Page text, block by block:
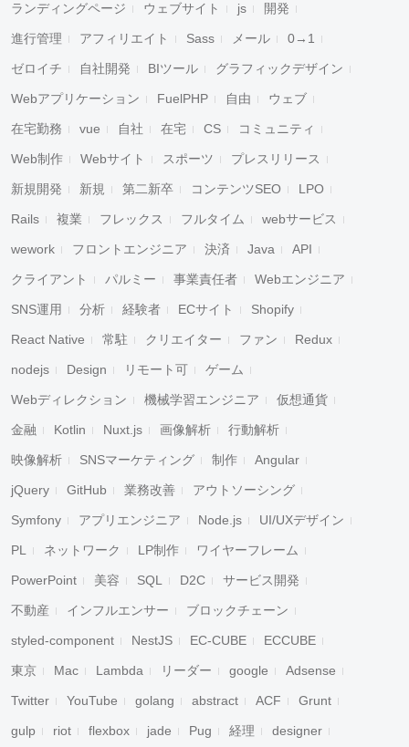
ランディングページ ウェブサイト js 開発
進行管理 アフィリエイト Sass メール 0→1
ゼロイチ 自社開発 BIツール グラフィックデザイン
Webアプリケーション FuelPHP 自由 ウェブ
在宅勤務 vue 自社 在宅 CS コミュニティ
Web制作 Webサイト スポーツ プレスリリース
新規開発 新規 第二新卒 コンテンツSEO LPO
Rails 複業 フレックス フルタイム webサービス
wework フロントエンジニア 決済 Java API
クライアント パルミー 事業責任者 Webエンジニア
SNS運用 分析 経験者 ECサイト Shopify
React Native 常駐 クリエイター ファン Redux
nodejs Design リモート可 ゲーム
Webディレクション 機械学習エンジニア 仮想通貨
金融 Kotlin Nuxt.js 画像解析 行動解析
映像解析 SNSマーケティング 制作 Angular
jQuery GitHub 業務改善 アウトソーシング
Symfony アプリエンジニア Node.js UI/UXデザイン
PL ネットワーク LP制作 ワイヤーフレーム
PowerPoint 美容 SQL D2C サービス開発
不動産 インフルエンサー ブロックチェーン
styled-component NestJS EC-CUBE ECCUBE
東京 Mac Lambda リーダー google Adsense
Twitter YouTube golang abstract ACF Grunt
gulp riot flexbox jade Pug 経理 designer